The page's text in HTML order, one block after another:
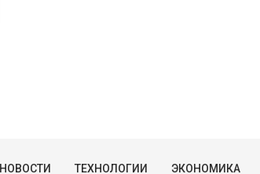
НОВОСТИ ТЕХНОЛОГИИ ЭКОНОМИКА